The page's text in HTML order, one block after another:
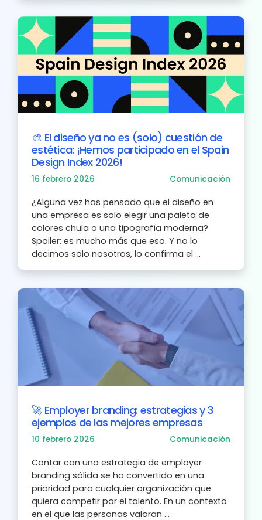
🎨 El diseño ya no es (solo) cuestión de
estética: ¡Hemos participado en el Spain
Design Index 2026!
16 febrero 2026 Comunicación
¿Alguna vez has pensado que el diseño en
una empresa es solo elegir una paleta de
colores chula o una tipografía moderna?
Spoiler: es mucho más que eso. Y no lo
decimos solo nosotros, lo confirma el ...
🚀 Employer branding: estrategias y 3
ejemplos de las mejores empresas
10 febrero 2026 Comunicación
Contar con una estrategia de employer
branding sólida se ha convertido en una
prioridad para cualquier organización que
quiera competir por el talento. En un contexto
en el que las personas valoran ...